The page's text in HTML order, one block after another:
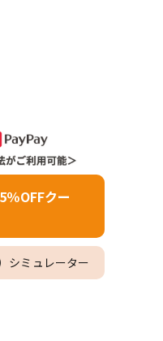
OFFクー
シミュレーター